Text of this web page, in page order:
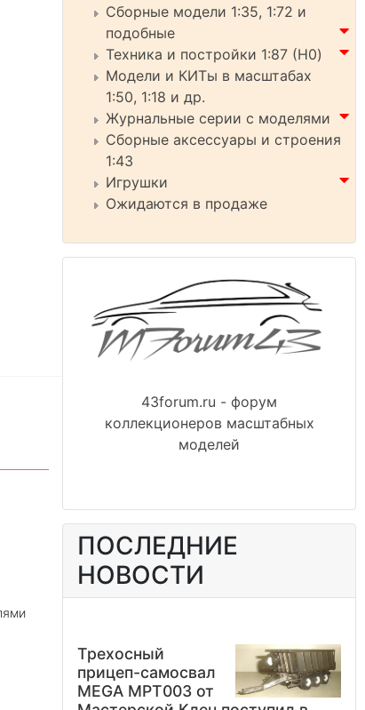
Сборные модели 1:35, 1:72 и
подобные
Техника и постройки 1:87 (H0)
Модели и КИТы в масштабах
1:50, 1:18 и др.
Журнальные серии с моделями
Сборные аксессуары и строения
1:43
Игрушки
Ожидаются в продаже
43forum.ru - форум
коллекционеров масштабных
моделей
ПОСЛЕДНИЕ
НОВОСТИ
Трехосный
прицеп-самосвал
MEGA MPT003 от